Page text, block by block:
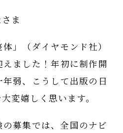
ま
」（ダイヤモンド社）
ました！年初に制作開
弱、こうして出版の日
変嬉しく思います。
募集では、全国のナビ